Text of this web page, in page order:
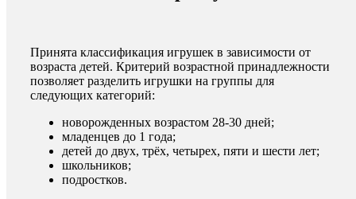
Принята классификация игрушек в зависимости от
возраста детей. Критерий возрастной принадлежности
позволяет разделить игрушки на группы для
следующих категорий:
новорожденных возрастом 28-30 дней;
младенцев до 1 года;
детей до двух, трёх, четырех, пяти и шести лет;
школьников;
подростков.